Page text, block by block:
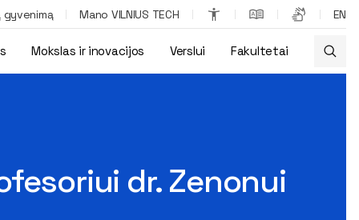
gyvenimą Mano VILNIUS TECH EN
Mokslas ir inovacijos Verslui Fakultetai
kompetencijos diplomas
dr. Zenonui